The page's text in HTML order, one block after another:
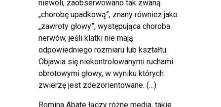
niewoli, zaobserwowano tak zwaną
„chorobę upadkową”, znany również jako
„zawroty głowy”, występująca choroba
nerwów, jeśli klatki nie mają
odpowiedniego rozmiaru lub kształtu.
Objawia się niekontrolowanymi ruchami
obrotowymi głowy, w wyniku których
zwierzę jest zdezorientowane. (…)
Romina Abate łączy różne media, takie